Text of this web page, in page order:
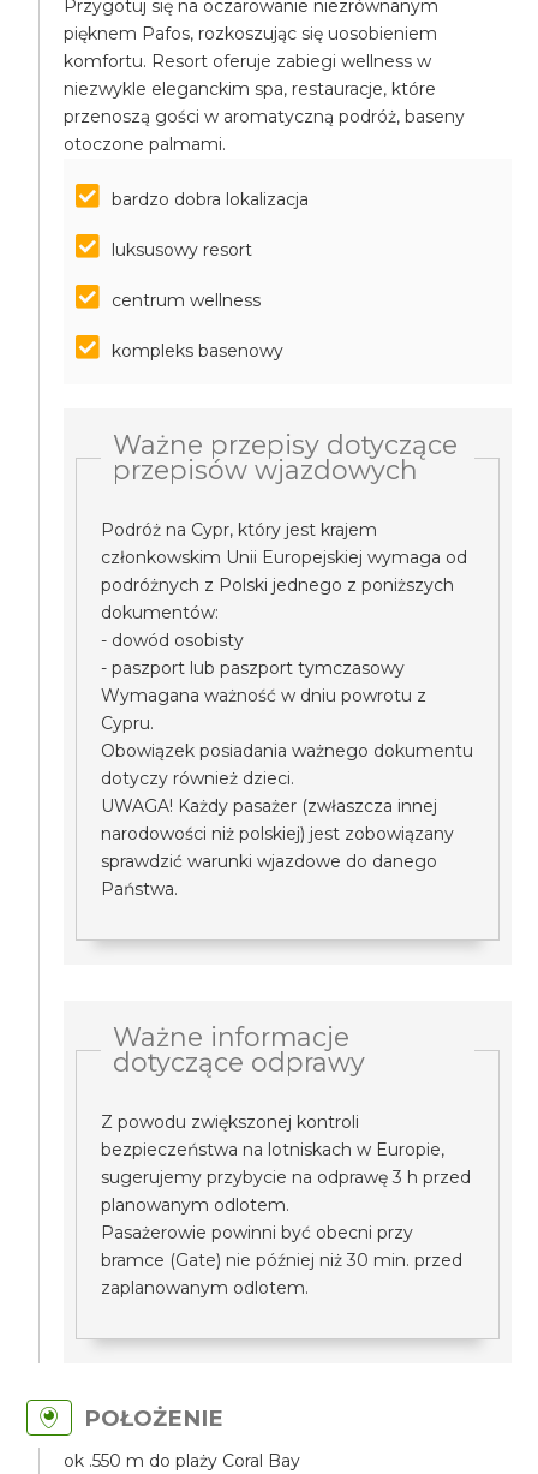
Przygotuj się na oczarowanie niezrównanym
pięknem Pafos, rozkoszując się uosobieniem
komfortu. Resort oferuje zabiegi wellness w
niezwykle eleganckim spa, restauracje, które
przenoszą gości w aromatyczną podróż, baseny
otoczone palmami.
bardzo dobra lokalizacja
luksusowy resort
centrum wellness
kompleks basenowy
Ważne przepisy dotyczące
przepisów wjazdowych
Podróż na Cypr, który jest krajem
członkowskim Unii Europejskiej wymaga od
podróżnych z Polski jednego z poniższych
dokumentów:
- dowód osobisty
- paszport lub paszport tymczasowy
Wymagana ważność w dniu powrotu z
Cypru.
Obowiązek posiadania ważnego dokumentu
dotyczy również dzieci.
UWAGA! Każdy pasażer (zwłaszcza innej
narodowości niż polskiej) jest zobowiązany
sprawdzić warunki wjazdowe do danego
Państwa.
Ważne informacje
dotyczące odprawy
Z powodu zwiększonej kontroli
bezpieczeństwa na lotniskach w Europie,
sugerujemy przybycie na odprawę 3 h przed
planowanym odlotem.
Pasażerowie powinni być obecni przy
bramce (Gate) nie później niż 30 min. przed
zaplanowanym odlotem.
POŁOŻENIE
ok .550 m do plaży Coral Bay